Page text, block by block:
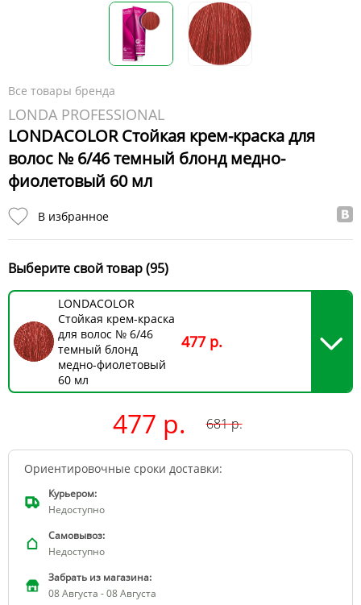
Все товары бренда
LONDA PROFESSIONAL
LONDACOLOR Стойкая крем-краска для
волос № 6/46 темный блонд медно-
фиолетовый 60 мл
В избранное
Выберите свой товар (95)
LONDACOLOR
Стойкая крем-краска
для волос № 6/46
темный блонд
медно-фиолетовый
60 мл
477 р.
477 р. 681р.
Ориентировочные сроки доставки:
Курьером:
Недоступно
Самовывоз:
Недоступно
Забрать из магазина:
08 Августа - 08 Августа